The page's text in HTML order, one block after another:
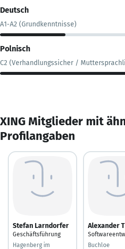
Deutsch
A1-A2 (Grundkenntnisse)
Polnisch
C2 (Verhandlungssicher /
XING Mitglieder mit
Profilangaben
Stefan Larndorfer
Geschäftsführung
Hagenberg im
Alexander
Buchloe